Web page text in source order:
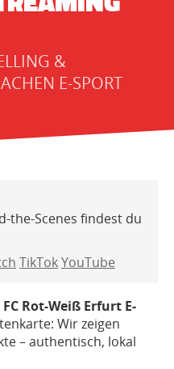
&
E-SPORT
the-Scenes findest du
TikTokYouTube
Rot-Weiß Erfurt E-
Wir zeigen
– authentisch, lokal